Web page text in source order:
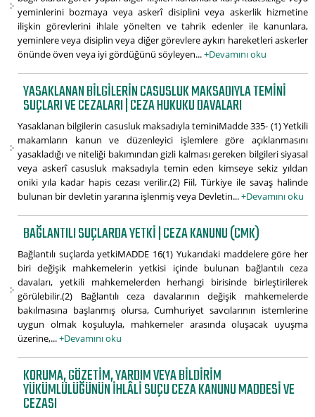
yeminlerini bozmaya veya askerî disiplini veya askerlik hizmetine
ilişkin görevlerini ihlale yönelten ve tahrik edenler ile kanunlara,
yeminlere veya disiplin veya diğer görevlere aykırı hareketleri askerler
önünde öven veya iyi gördüğünü söyleyen...+Devamını oku
YASAKLANAN BILGILERIN CASUSLUK MAKSADIYLA TEMINI
SUÇLARI VE CEZALARI | CEZA HUKUKU DAVALARI
Yasaklanan bilgilerin casusluk maksadıyla teminiMadde 335- (1) Yetkili
makamların kanun ve düzenleyici işlemlere göre açıklanmasını
yasakladığı ve niteliği bakımından gizli kalması gereken bilgileri siyasal
veya askerî casusluk maksadıyla temin eden kimseye sekiz yıldan
oniki yıla kadar hapis cezası verilir.(2) Fiil, Türkiye ile savaş halinde
bulunan bir devletin yararına işlenmiş veya Devletin...+Devamını oku
BAĞLANTILI SUÇLARDA YETKI | CEZA KANUNU (CMK)
Bağlantılı suçlarda yetkiMADDE 16(1) Yukarıdaki maddelere göre her
biri değişik mahkemelerin yetkisi içinde bulunan bağlantılı ceza
davaları, yetkili mahkemelerden herhangi birisinde birleştirilerek
görülebilir.(2) Bağlantılı ceza davalarının değişik mahkemelerde
bakılmasına başlanmış olursa, Cumhuriyet savcılarının istemlerine
uygun olmak koşuluyla, mahkemeler arasında oluşacak uyuşma
üzerine,...+Devamını oku
KORUMA, GÖZETIM, YARDIM VEYA BILDIRIM
YÜKÜMLÜLÜĞÜNÜN İHLÂLI SUÇU CEZA KANUNU MADDESI VE
CEZASI